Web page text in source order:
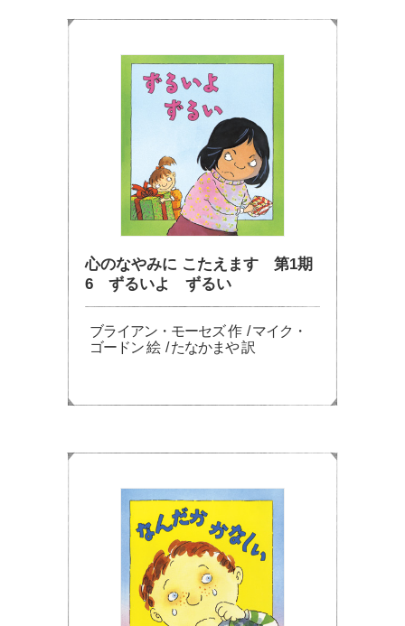
心のなやみに こたえます 第1期
6 ずるいよ ずるい
ブライアン・モーセズ 作 / マイク・
ゴードン 絵 / たなかまや 訳